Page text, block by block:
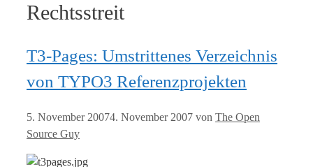
Rechtsstreit
T3-Pages: Umstrittenes Verzeichnis
von TYPO3 Referenzprojekten
5. November 20074. November 2007 von The Open
Source Guy